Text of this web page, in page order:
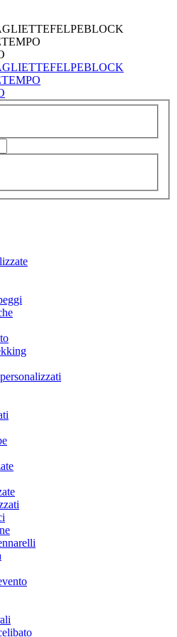
FELPEBLOCK
TEMPO
FELPEBLOCK
TEMPO